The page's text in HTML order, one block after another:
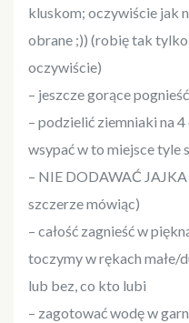
kluskom; oczywiście jak
obrane ;)) (robię tak
oczywiście)
– jeszcze gorące
– podzielić ziemniaki na
wsypać w to miejsce tyle
– NIE DODAWAĆ
szczerze mówiąc)
– całość zagnieść w
toczymy w rękach małe/
lub bez, co kto lubi
– zagotować wodę w